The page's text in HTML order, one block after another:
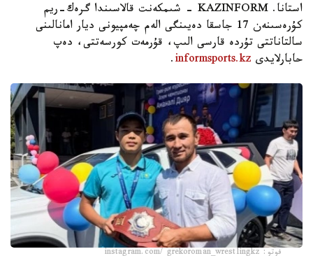
استانا. KAZINFORM - شىمكەنت قالاسىندا گرەك-ريم
كۇرەسىنەن 17 جاسقا دەيىنگى الەم چەمپيونى ديار امانالىنى
سالتاناتتى تۇردە قارسى الىپ، قۇرمەت كورسەتتى، دەپ
حابارلايدى informsports.kz
.
فوتو: instagram.com/ grekoroman_wrestlingkz